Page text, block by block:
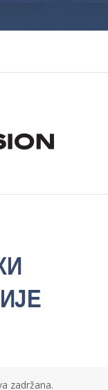
zadržana.